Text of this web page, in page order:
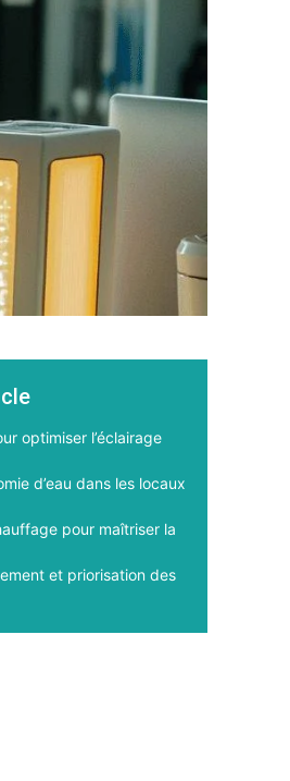
optimiser l’éclairage
d’eau dans les locaux
pour maîtriser la
et priorisation des